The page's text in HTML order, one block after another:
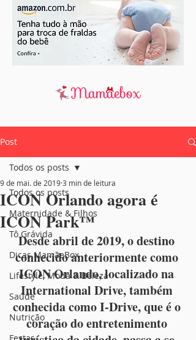
Post
Todos os posts
Maternidade & Filhos
Tô Grávida
Dicas MamãeBox
Lifestyle, Moda & Beleza
Saúde
Nutrição
Todos os posts
ICON Orlando agora é
ICON Park™
9 de mai. de 20193 min de leitura
Desde abril de 2019, o destino
conhecido anteriormente como
ICON Orlando, localizado na
International Drive, também
conhecida como I-Drive, que é o
coração do entretenimento